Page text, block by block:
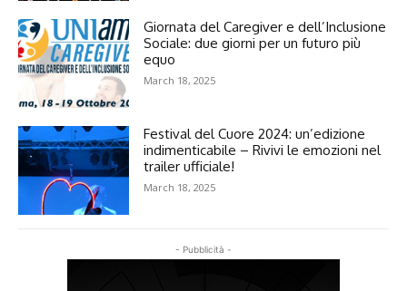
Giornata del Caregiver e dell’Inclusione
Sociale: due giorni per un futuro più
equo
March 18, 2025
Festival del Cuore 2024: un’edizione
indimenticabile – Rivivi le emozioni nel
trailer ufficiale!
March 18, 2025
- Pubblicità -